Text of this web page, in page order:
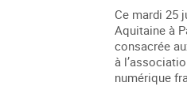
Ce mardi 25
Aquitaine à
consacrée
à
numérique